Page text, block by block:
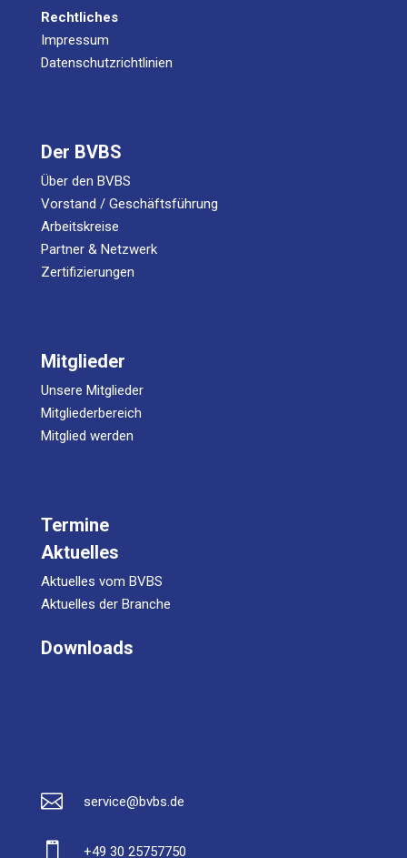
Rechtliches
Impressum
Datenschutzrichtlinien
Der BVBS
Über den BVBS
Vorstand / Geschäftsführung
Arbeitskreise
Partner & Netzwerk
Zertifizierungen
Mitglieder
Unsere Mitglieder
Mitgliederbereich
Mitglied werden
Termine
Aktuelles
Aktuelles vom BVBS
Aktuelles der Branche
Downloads
 service@bvbs.de
 +49 30 25757750